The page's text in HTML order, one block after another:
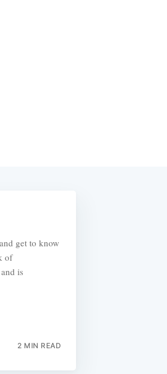
get to know
of
is
2 MIN READ